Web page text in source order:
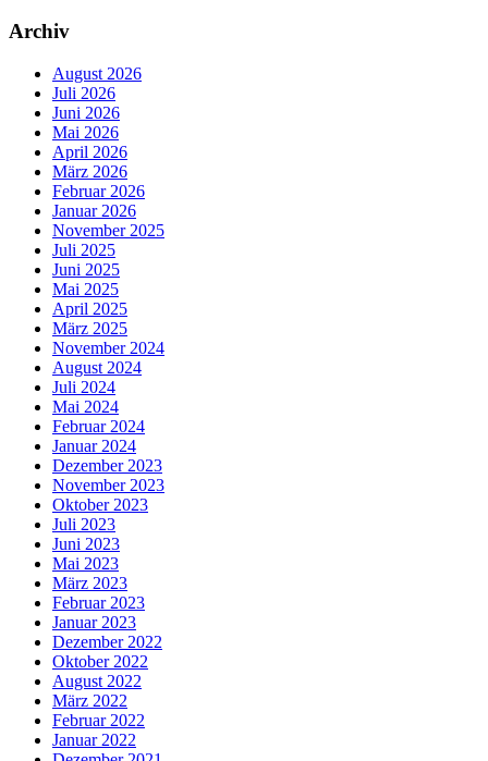
Archiv
August 2026
Juli 2026
Juni 2026
Mai 2026
April 2026
März 2026
Februar 2026
Januar 2026
November 2025
Juli 2025
Juni 2025
Mai 2025
April 2025
März 2025
November 2024
August 2024
Juli 2024
Mai 2024
Februar 2024
Januar 2024
Dezember 2023
November 2023
Oktober 2023
Juli 2023
Juni 2023
Mai 2023
März 2023
Februar 2023
Januar 2023
Dezember 2022
Oktober 2022
August 2022
März 2022
Februar 2022
Januar 2022